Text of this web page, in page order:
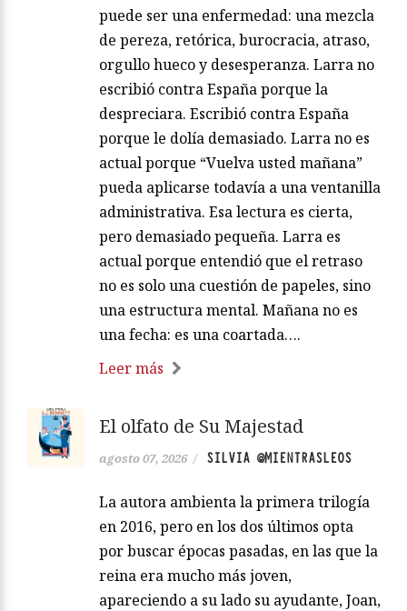
puede ser una enfermedad: una mezcla
de pereza, retórica, burocracia, atraso,
orgullo hueco y desesperanza. Larra no
escribió contra España porque la
despreciara. Escribió contra España
porque le dolía demasiado. Larra no es
actual porque “Vuelva usted mañana”
pueda aplicarse todavía a una ventanilla
administrativa. Esa lectura es cierta,
pero demasiado pequeña. Larra es
actual porque entendió que el retraso
no es solo una cuestión de papeles, sino
una estructura mental. Mañana no es
una fecha: es una coartada….
Leer más
El olfato de Su Majestad
agosto 07, 2026 / SILVIA @MIENTRASLEOS
La autora ambienta la primera trilogía
en 2016, pero en los dos últimos opta
por buscar épocas pasadas, en las que la
reina era mucho más joven,
apareciendo a su lado su ayudante, Joan,